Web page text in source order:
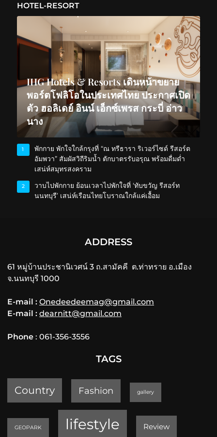
HOTEL-RESORT
IHG Hotels & Resorts เดินหน้าขยาย
พอร์ตโฟลิโอในประเทศไทย ประกาศเปิด
ตัว ฮอลิเดย์ อินน์ เอ็กซ์เพรส กระบี่ อ่าว
นาง
1
พักกาย พักใจใกล้กรุงที่ “ณ ทรีธารา ริเวอร์ไซด์ รีสอร์ต
อัมพวา” สัมผัสวิถีริมน้ำ ตักบาตรรับอรุณ พร้อมดื่มด่ำ
เสน่ห์สมุทรสงคราม
2
วาบไปพักกาย ย้อนเวลาไปพักใจที่ ‘ทับขวัญ รีสอร์ท
นนทบุรี’ เสน่ห์เรือนไทยโบราณใกล้แค่เอื้อม
ADDRESS
61 หมู่บ้านประชานิเวศน์ 3 ถ.สามัคคี ต.ท่าทราย อ.เมือง
จ.นนทบุรี 1000
E-mail : Onedeedeemag@gmail.com
E-mail : dearnitt@gmail.com
Phone : 061-356-3556
TAGS
Country Fashion gallery
GEOPARK lifestyle Review